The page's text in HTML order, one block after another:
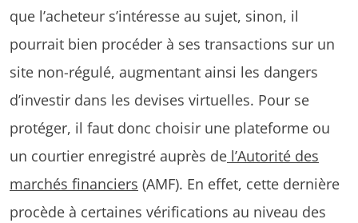
que l’acheteur s’intéresse au sujet, sinon, il
pourrait bien procéder à ses transactions sur un
site non-régulé, augmentant ainsi les dangers
d’investir dans les devises virtuelles. Pour se
protéger, il faut donc choisir une plateforme ou
un courtier enregistré auprès de l’Autorité des
marchés financiers (AMF). En effet, cette dernière
procède à certaines vérifications au niveau des